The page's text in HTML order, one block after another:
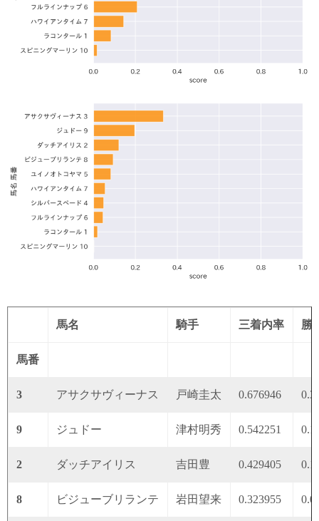
馬名 騎手 三着内率 勝
馬番
3 アサクサヴィーナス 戸崎圭太 0.676946
9 ジュドー 津村明秀 0.542251
2 ダッチアイリス 吉田豊 0.429405
8 ビジューブリランテ 岩田望来 0.323955